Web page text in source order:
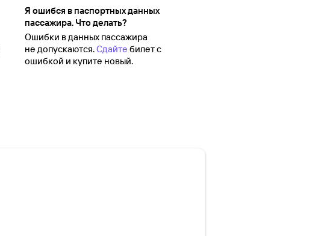
Я ошибся в паспортных данных
пассажира. Что делать?
Ошибки в данных пассажира
не допускаются.Сдайте билет с
ошибкой и купите новый.